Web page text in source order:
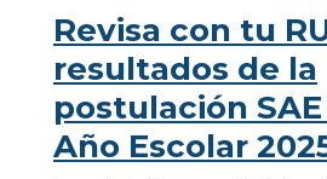
Revisa con tu
resultados de la
postulación
Año Escolar